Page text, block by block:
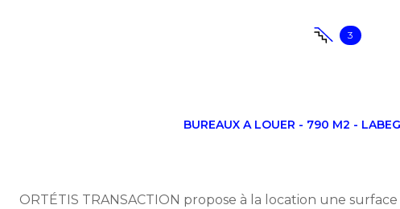
3
BUREAUX A LOUER - 790 M2 -
ORTÉTIS TRANSACTION propose à la location une